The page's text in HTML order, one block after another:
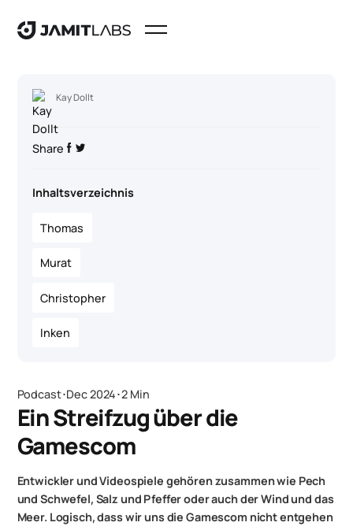
Podcast･Dec 2024･2 Min
Ein Streifzug über die
Gamescom
Entwickler und Videospiele gehören zusammen wie Pech
und Schwefel, Salz und Pfeffer oder auch der Wind und das
Meer. Logisch, dass wir uns die Gamescom nicht entgehen
Kay Dollt
Share
Inhaltsverzeichnis
Thomas
Murat
Christopher
Inken